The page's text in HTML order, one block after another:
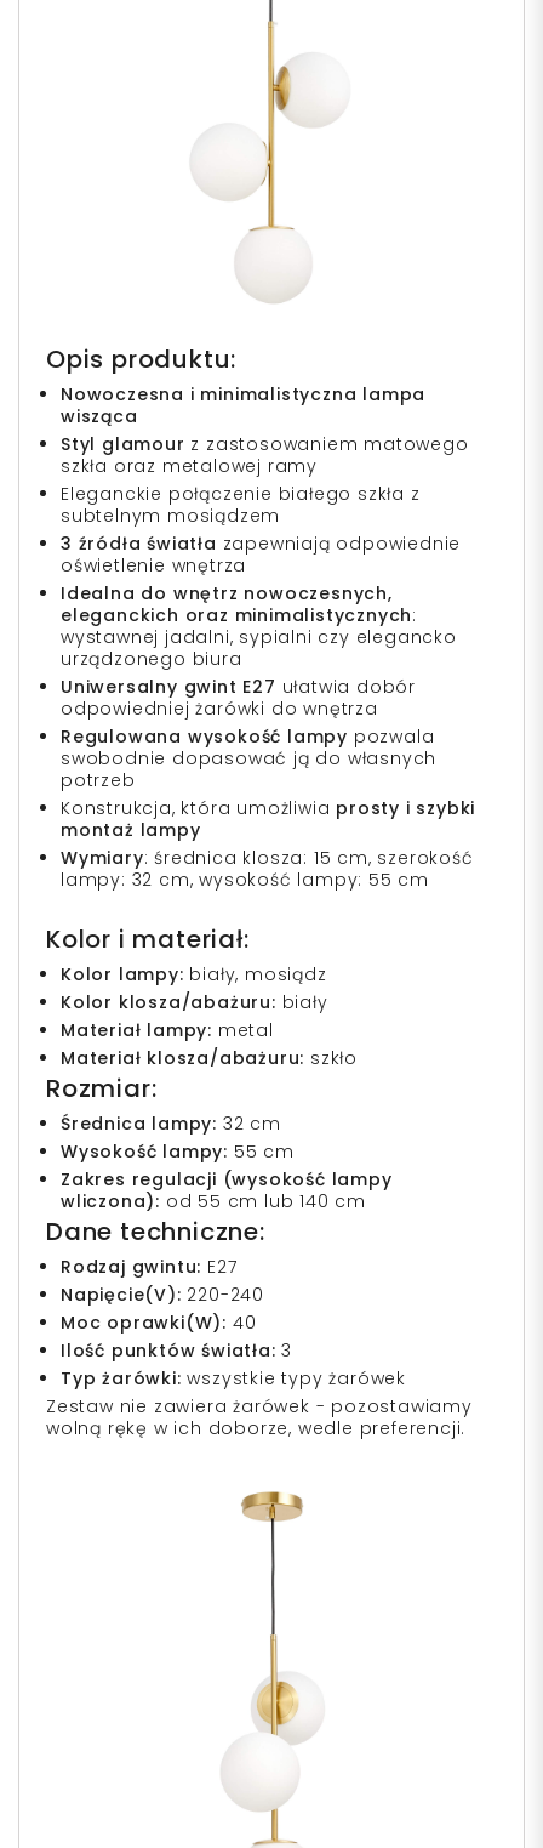
Opis produktu:
Nowoczesna i minimalistyczna lampa
wisząca
Styl glamour z zastosowaniem matowego
szkła oraz metalowej ramy
Eleganckie połączenie białego szkła z
subtelnym mosiądzem
3 źródła światła zapewniają odpowiednie
oświetlenie wnętrza
Idealna do wnętrz nowoczesnych,
eleganckich oraz minimalistycznych:
wystawnej jadalni, sypialni czy elegancko
urządzonego biura
Uniwersalny gwint E27 ułatwia dobór
odpowiedniej żarówki do wnętrza
Regulowana wysokość lampy pozwala
swobodnie dopasować ją do własnych
potrzeb
Konstrukcja, która umożliwia prosty i szybki
montaż lampy
Wymiary: średnica klosza: 15 cm, szerokość
lampy: 32 cm, wysokość lampy: 55 cm
Kolor i materiał:
Kolor lampy: biały, mosiądz
Kolor klosza/abażuru: biały
Materiał lampy: metal
Materiał klosza/abażuru: szkło
Rozmiar:
Średnica lampy: 32 cm
Wysokość lampy: 55 cm
Zakres regulacji (wysokość lampy
wliczona): od 55 cm lub 140 cm
Dane techniczne:
Rodzaj gwintu: E27
Napięcie(V): 220-240
Moc oprawki(W): 40
Ilość punktów światła: 3
Typ żarówki: wszystkie typy żarówek
Zestaw nie zawiera żarówek - pozostawiamy
wolną rękę w ich doborze, wedle preferencji.